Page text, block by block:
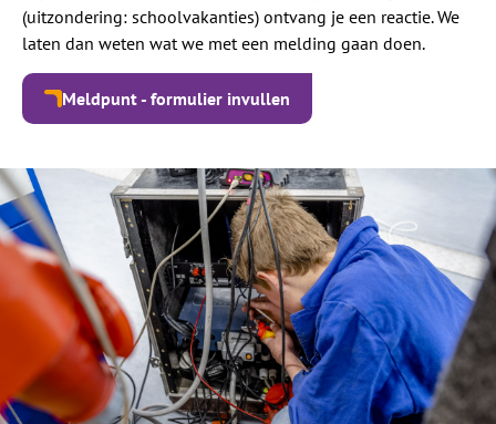
(uitzondering: schoolvakanties) ontvang je een reactie. We
laten dan weten wat we met een melding gaan doen.
Meldpunt - formulier invullen